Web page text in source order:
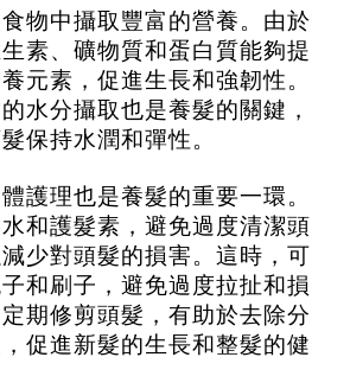
物中攝取豐富的營養。由於
素、礦物質和蛋白質能夠提
元素，促進生長和強韌性。
水分攝取也是養髮的關鍵，
保持水潤和彈性。
護理也是養髮的重要一環。
和護髮素，避免過度清潔頭
少對頭髮的損害。這時，可
和刷子，避免過度拉扯和損
期修剪頭髮，有助於去除分
促進新髮的生長和整髮的健